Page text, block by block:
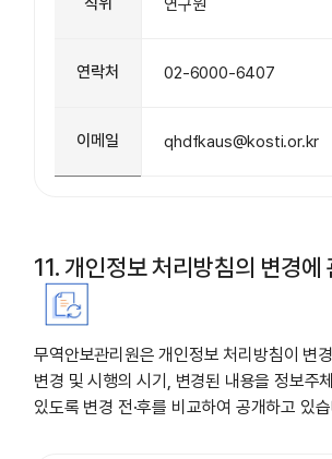
연구원
연락처 02-6000-6407
이메일 qhdfkaus@kosti.or.kr
11. 개인정보 처리방침의 변경에
무역안보관리원은 개인정보 처리방침이 변
변경 및 시행의 시기, 변경된 내용을 정보주
있도록 변경 전·후를 비교하여 공개하고 있